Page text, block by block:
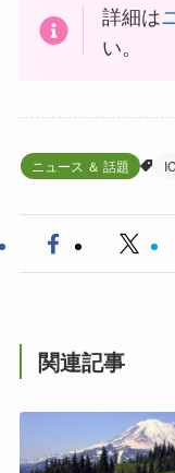
詳細は
い。
ニュース ＆ 話題
関連記事